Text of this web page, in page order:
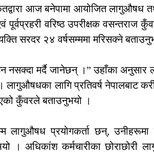
आज बनेपामा आयोजित लागुऔषध
पूर्वप्रहरी वरिष्ठ उपरीक्षक वसन्तराज
सरदर २४ वर्षसम्ममा मरिसक्ने
नसक्दा मर्दै जानेछन् ।” उहाँका
लागि प्रतिवर्ष नेपालबाट
कुँवरले बताउनुभयो ।
लागुऔषध प्रयोगकर्ता छन्,
अधिकांश कर्मचारीका छोराछोरी